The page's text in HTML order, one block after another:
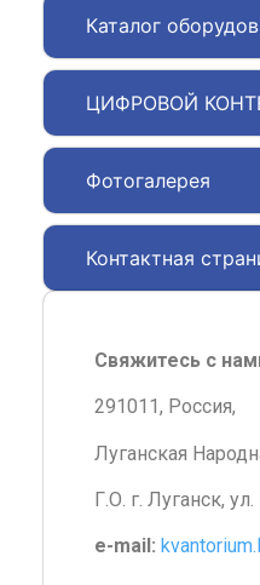
Каталог
ЦИФРОВОЙ
Фотогалерея
Контактная
Свяжитесь с
291011, Россия,
Луганская
Г.О. г. Луганск,
e-mail: